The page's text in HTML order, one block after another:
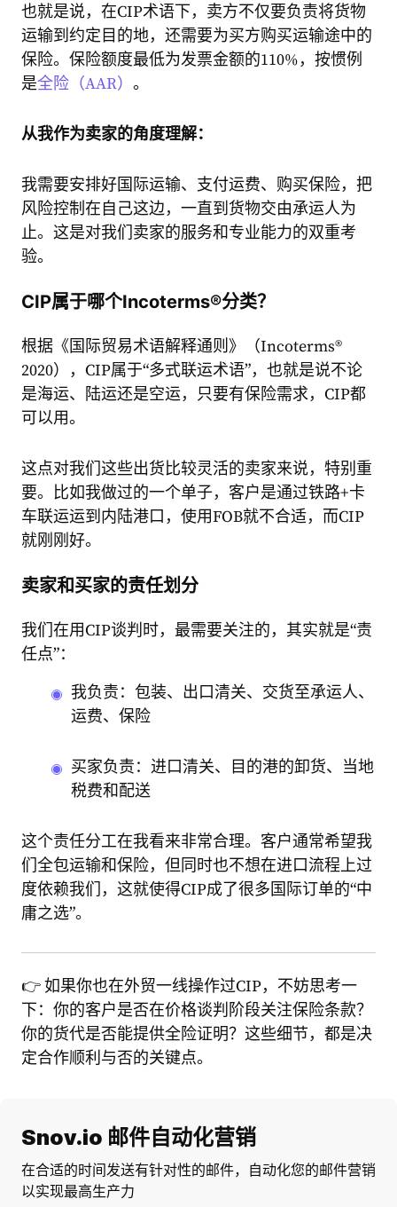
也就是说，在CIP术语下，卖方不仅要负责将货物
运输到约定目的地，还需要为买方购买运输途中的
保险。保险额度最低为发票金额的110%，按惯例
是全险（AAR） 。
从我作为卖家的角度理解：
我需要安排好国际运输、支付运费、购买保险，把
风险控制在自己这边，一直到货物交由承运人为
止。这是对我们卖家的服务和专业能力的双重考
验。
CIP属于哪个Incoterms®分类？
根据《国际贸易术语解释通则》（Incoterms®
2020），CIP属于“多式联运术语”，也就是说不论
是海运、陆运还是空运，只要有保险需求，CIP都
可以用。
这点对我们这些出货比较灵活的卖家来说，特别重
要。比如我做过的一个单子，客户是通过铁路+卡
车联运运到内陆港口，使用FOB就不合适，而CIP
就刚刚好。
卖家和买家的责任划分
我们在用CIP谈判时，最需要关注的，其实就是“责
任点”：
我负责：包装、出口清关、交货至承运人、
运费、保险
买家负责：进口清关、目的港的卸货、当地
税费和配送
这个责任分工在我看来非常合理。客户通常希望我
们全包运输和保险，但同时也不想在进口流程上过
度依赖我们，这就使得CIP成了很多国际订单的“中
庸之选”。
👉 如果你也在外贸一线操作过CIP，不妨思考一
下：你的客户是否在价格谈判阶段关注保险条款？
你的货代是否能提供全险证明？这些细节，都是决
定合作顺利与否的关键点。
Snov.io 邮件自动化营销
在合适的时间发送有针对性的邮件，自动化您的邮件营销
以实现最高生产力